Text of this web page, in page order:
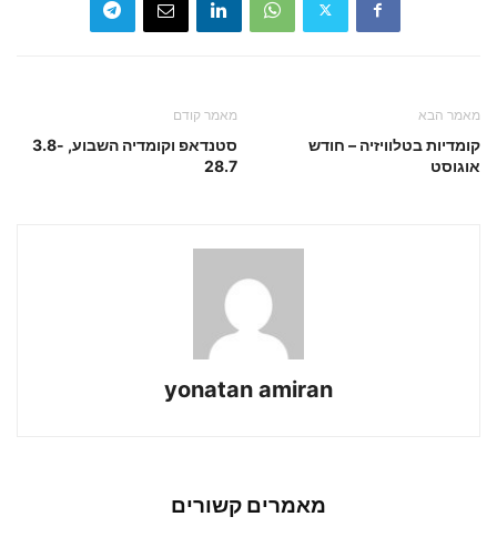
מאמר קודם
סטנדאפ וקומדיה השבוע, 3.8-
28.7
מאמר הבא
קומדיות בטלוויזיה – חודש
אוגוסט
yonatan amiran
מאמרים קשורים